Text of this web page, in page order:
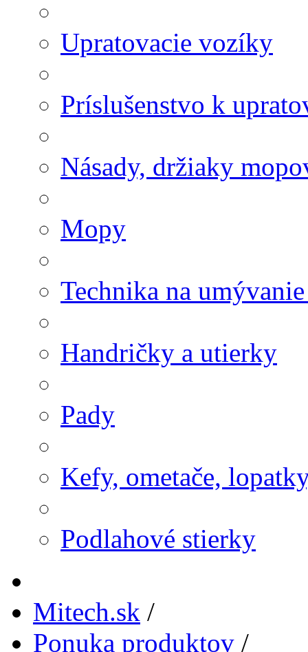
Upratovacie vozíky
Príslušenstvo k
Násady, držiaky
Mopy
Technika na
Handričky a utierky
Pady
Kefy, ometače,
Podlahové stierky
Mitech.sk /
Ponuka produktov /